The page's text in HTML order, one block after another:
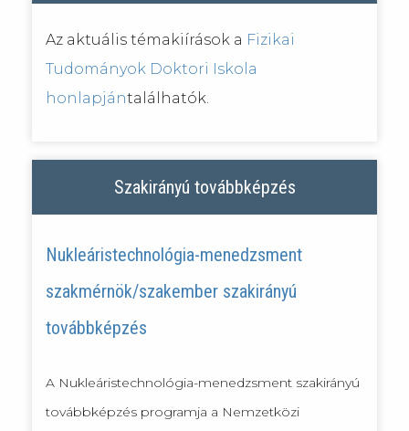
Az aktuális témakiírások a Fizikai
Tudományok Doktori Iskola
honlapjántalálhatók.
Szakirányú továbbképzés
Nukleáristechnológia-menedzsment
szakmérnök/szakember szakirányú
továbbképzés
A Nukleáristechnológia-menedzsment szakirányú
továbbképzés programja a Nemzetközi